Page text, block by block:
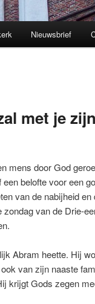
Nieuwsbrief
met je zijn
mens door God
belofte voor een
van de nabijheid
van de Drie-
Abram heette. Hij
van zijn naaste
krijgt Gods zegen